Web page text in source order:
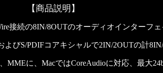
【商品説明】
接続の8IN/8OUTのオーディオインターフェ
よびS/PDIFコアキシャルで2IN/2OUTの計
MMEに、MacではCoreAudioに対応、最大